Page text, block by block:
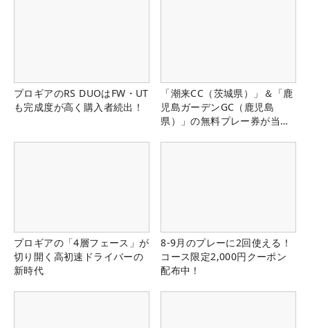
プロギアのRS DUOはFW・UT
も完成度が高く購入者続出！
「潮来CC（茨城県）」＆「鹿
児島ガーデンGC（鹿児島
県）」の無料プレー券が当た
プロギアの「4層フェース」が
切り開く高初速ドライバーの
新時代
8-9月のプレーに2回使える！
コース限定2,000円クーポン
配布中！